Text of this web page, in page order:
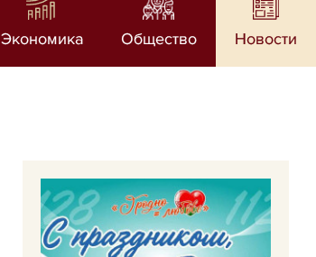
Экономика Общество Новости